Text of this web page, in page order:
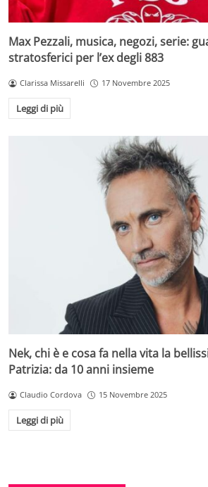
Max Pezzali, musica, negozi, serie:
stratosferici per l’ex degli 883
Clarissa Missarelli 17 Novembre 2025
Leggi di più
Nek, chi è e cosa fa nella vita la
Patrizia: da 10 anni insieme
Claudio Cordova 15 Novembre 2025
Leggi di più